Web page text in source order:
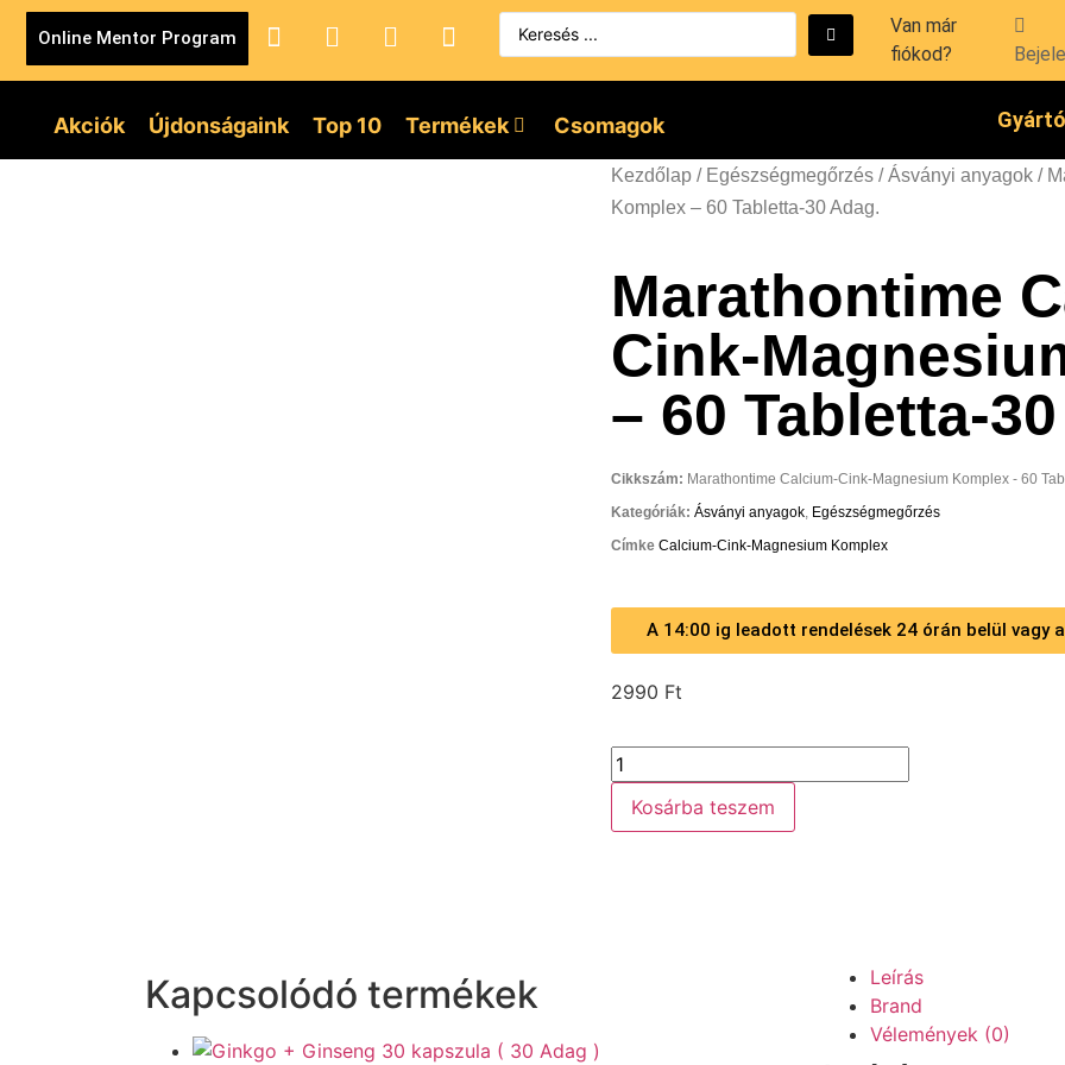
Online Mentor Program
Van már
fiókod?
Akciók Újdonságaink Top 10 Termékek Csomagok
Kezdőlap / Egészségmegőrzés /Ásványi anyagok /
Komplex – 60 Tabletta-30 Adag.
Marathontime
Cink-
– 60 Tabletta-
Cikkszám: Marathontime Calcium-Cink-Magnesium Komplex - 60
Kategóriák: Ásványi anyagok, Egészségmegőrzés
Címke Calcium-Cink-Magnesium Komplex
A 14:00 ig leadott rendelések 24 órán belül vagy
2990 Ft
Kosárba teszem
Kapcsolódó termékek
Leírás
Brand
Vélemények (0)